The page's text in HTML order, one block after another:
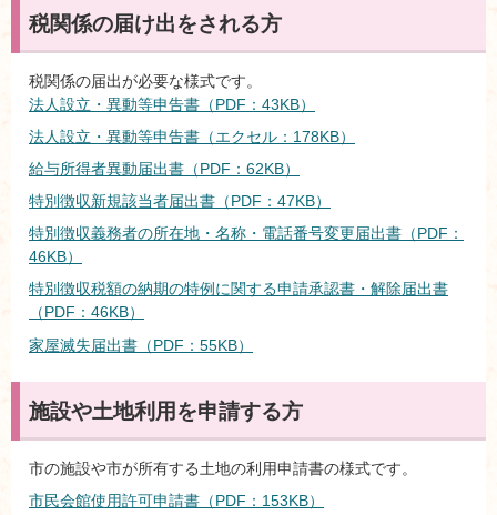
税関係の届け出をされる方
税関係の届出が必要な様式です。
法人設立・異動等申告書（PDF：43KB）
法人設立・異動等申告書（エクセル：178KB）
給与所得者異動届出書（PDF：62KB）
特別徴収新規該当者届出書（PDF：47KB）
特別徴収義務者の所在地・名称・電話番号変更届出書（PDF：
46KB）
特別徴収税額の納期の特例に関する申請承認書・解除届出書
（PDF：46KB）
家屋滅失届出書（PDF：55KB）
施設や土地利用を申請する方
市の施設や市が所有する土地の利用申請書の様式です。
市民会館使用許可申請書（PDF：153KB）